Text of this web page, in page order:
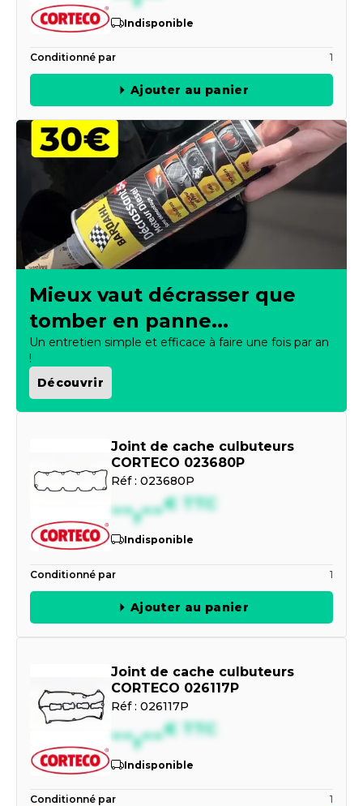
Indisponible
Conditionné par 1
Ajouter au panier
Mieux vaut décrasser que
tomber en panne...
Un entretien simple et efficace à faire une fois par an
!
Découvrir
Joint de cache culbuteurs
CORTECO 023680P
Réf : 023680P
--,--€ TTC
Indisponible
Conditionné par 1
Ajouter au panier
Joint de cache culbuteurs
CORTECO 026117P
Réf : 026117P
--,--€ TTC
Indisponible
Conditionné par 1